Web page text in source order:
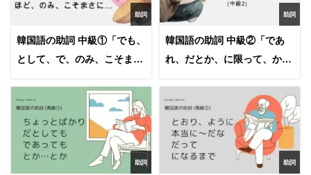
助詞
韓国語の助詞 中級①「でも、
として、で、のみ、こそまさ
助詞
韓国語の助詞 中級②「であ
れ、だとか、に限って、から
助詞 助詞